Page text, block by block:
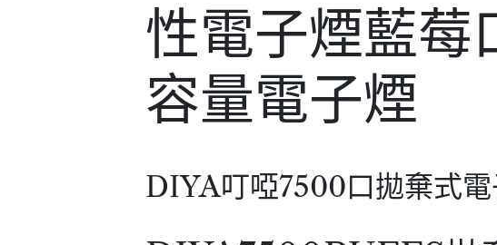
性電子煙藍莓
容量電子煙
DIYA叮啞7500口拋棄式